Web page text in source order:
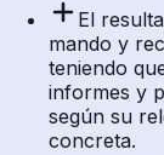
El
mando y
teniendo
informes y
según su
concreta.